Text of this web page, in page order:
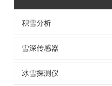
积雪分析
雪深传感器
冰雪探测仪